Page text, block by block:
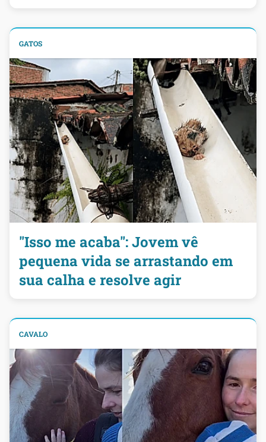
GATOS
"Isso me acaba": Jovem vê
pequena vida se arrastando em
sua calha e resolve agir
CAVALO